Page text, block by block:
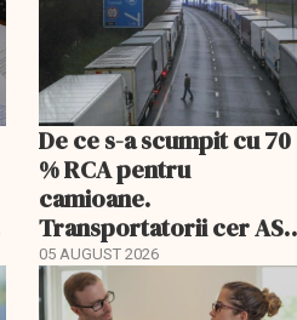
De ce s-a scumpit cu 70
% RCA pentru
camioane.
Transportatorii cer ASF
să publice tarifele
05 AUGUST 2026